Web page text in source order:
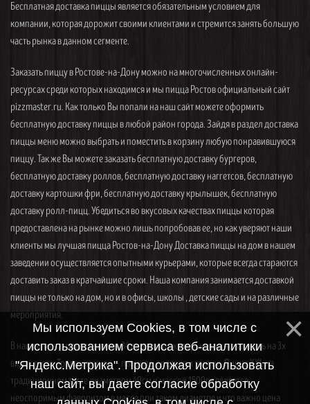
Бесплатная доставка пиццы является обязательным условием для
компании, которая дорожит своими клиентами и стремится занять большую
часть рынка в данном сегменте.
Заказать пиццу в Ростове-на-Дону можно на многочисленных онлайн-
ресурсах среди которых находимся и мы пицца Ростов официальный сайт
pizzmaster.ru. Как только Вы попали на наш сайт можете оформить
бесплатную доставку пиццы в любой район города. Зайдя в раздел доставка
пиццы меню можно выбрать и поместить в корзину любую понравившуюся
пиццу. Так же Вы можете заказать бесплатную доставку бургеров,
бесплатную доставку роллов, бесплатную доставку наггетсов, бесплатную
доставку картошки фри, бесплатную доставку крылышек, бесплатную
доставку ролл-пицц. Убедиться во вкусовых качествах пиццы которая
предоставлена на рынке можно лишь попробовав ее, но как уверяют наши
клиенты мы лучшая пицца Ростов-на-Дону Доставка пиццы на дом в нашем
заведении осуществляется опытными курьерами, которые всегда стараются
доставить заказ в кратчайшие сроки. Наша компания занимается доставкой
пиццы не только на дом, но и в офисы, школы , детские сады и на различные
мероприятия.
В нашем меню представлены 34 вида пицц, которые можно заказать на 3х
видах теста. Традиционное — пышное, среднее и тонкое. Пицца XXL на
традиционном тесте диаметром 40см и массой 1500гр является
неоспоримым фаворитом в массе при таком диаметре и что важно цена
Мы используем Cookies, в том числе с
использованием сервиса веб-аналитики
"Яндекс.Метрика". Продолжая использовать
наш сайт, вы даете согласие обработку